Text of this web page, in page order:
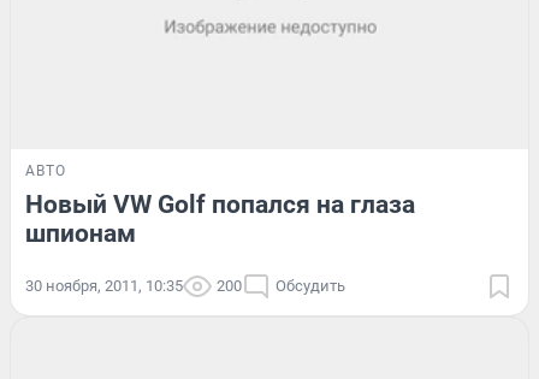
АВТО
Новый VW Golf попался на глаза
шпионам
30 ноября, 2011, 10:35 200 Обсудить